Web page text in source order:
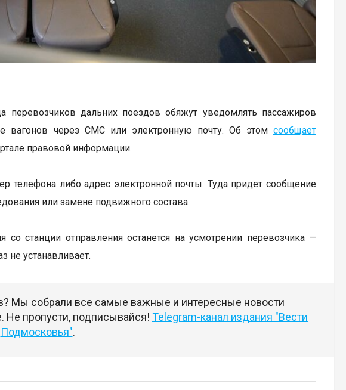
перевозчиков дальних поездов обяжут уведомлять пассажиров
вагонов через СМС или электронную почту. Об этом сообщает
правовой информации.
телефона либо адрес электронной почты. Туда придет сообщение
или замене подвижного состава.
станции отправления останется на усмотрении перевозчика —
не устанавливает.
Мы собрали все самые важные и интересные новости
Не пропусти, подписывайся! Telegram-канал издания "Вести
Подмосковья".